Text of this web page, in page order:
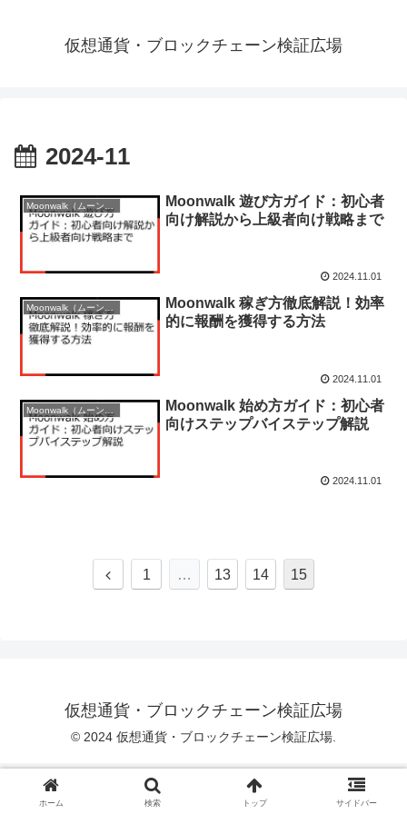
仮想通貨・ブロックチェーン検証広場
2024-11
Moonwalk 遊び方ガイド：初心者
向け解説から上級者向け戦略まで
2024.11.01
Moonwalk（ムーンウォーク）
Moonwalk 稼ぎ方徹底解説！効率
的に報酬を獲得する方法
2024.11.01
Moonwalk 始め方ガイド：初心者
向けステップバイステップ解説
2024.11.01
前
1 … 13 14 15
仮想通貨・ブロックチェーン検証広場
© 2024 仮想通貨・ブロックチェーン検証広場.
ホーム 検索 トップ サイドバー